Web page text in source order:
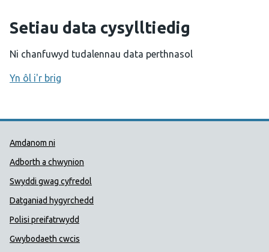
Setiau data cysylltiedig
Ni chanfuwyd tudalennau data perthnasol
Yn ôl i'r brig
Dolenni Cymorth Iechyd
Amdanom ni
Adborth a chwynion
Swyddi gwag cyfredol
Datganiad hygyrchedd
Polisi preifatrwydd
Gwybodaeth cwcis